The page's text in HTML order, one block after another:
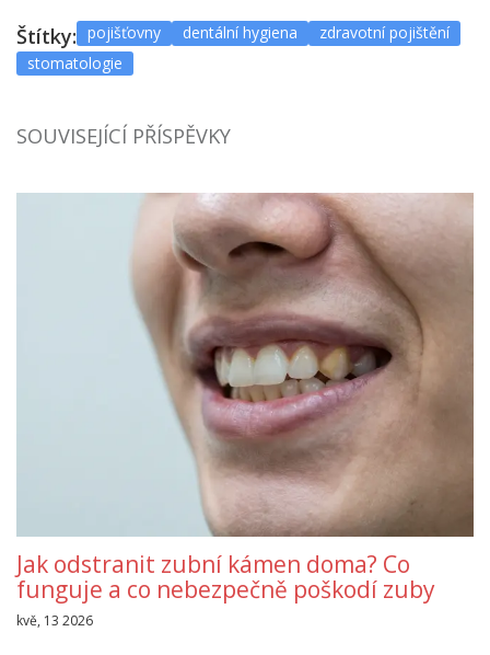
Štítky: pojišťovny dentální hygiena
zdravotní pojištění
stomatologie
SOUVISEJÍCÍ PŘÍSPĚVKY
Jak odstranit zubní kámen doma? Co
funguje a co nebezpečně poškodí zuby
kvě, 13 2026